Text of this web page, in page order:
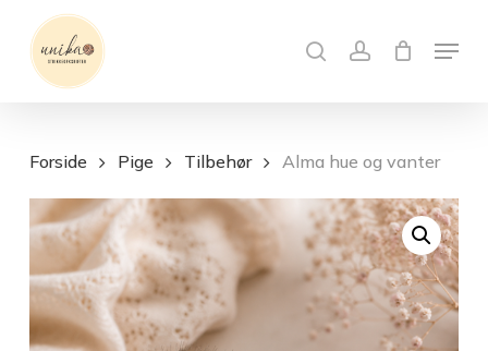
main
content
searchaccount Menu
Kurv Close
Cart
Forside Pige Tilbehør Alma hue og vanter